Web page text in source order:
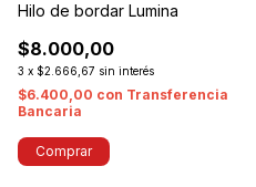
Hilo de bordar Lumina
$8.000,00
3 x $2.666,67 sin interés
$6.400,00 con Transferencia
Bancaria
Comprar